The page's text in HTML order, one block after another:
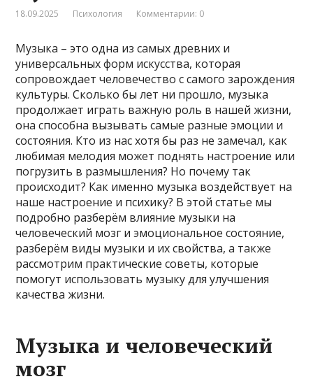
18.09.2025 Психология Комментарии: 0
Музыка – это одна из самых древних и
универсальных форм искусства, которая
сопровождает человечество с самого зарождения
культуры. Сколько бы лет ни прошло, музыка
продолжает играть важную роль в нашей жизни,
она способна вызывать самые разные эмоции и
состояния. Кто из нас хотя бы раз не замечал, как
любимая мелодия может поднять настроение или
погрузить в размышления? Но почему так
происходит? Как именно музыка воздействует на
наше настроение и психику? В этой статье мы
подробно разберём влияние музыки на
человеческий мозг и эмоциональное состояние,
разберём виды музыки и их свойства, а также
рассмотрим практические советы, которые
помогут использовать музыку для улучшения
качества жизни.
Музыка и человеческий
мозг